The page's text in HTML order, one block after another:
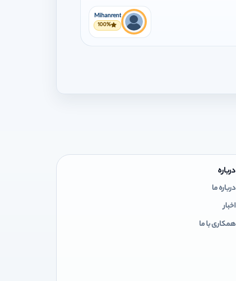
Mihanrent
100%
درباره
درباره ما
اخبار
همکاری با ما